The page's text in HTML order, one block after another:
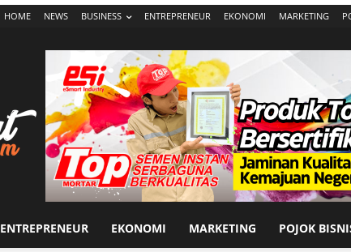
HOME NEWS BUSINESS ENTREPRENEUR EKONOMI MARKETING
ENTREPRENEUR EKONOMI MARKETING POJOK